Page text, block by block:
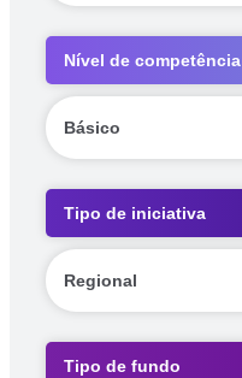
Nível de competência
Básico
Tipo de iniciativa
Regional
Tipo de fundo